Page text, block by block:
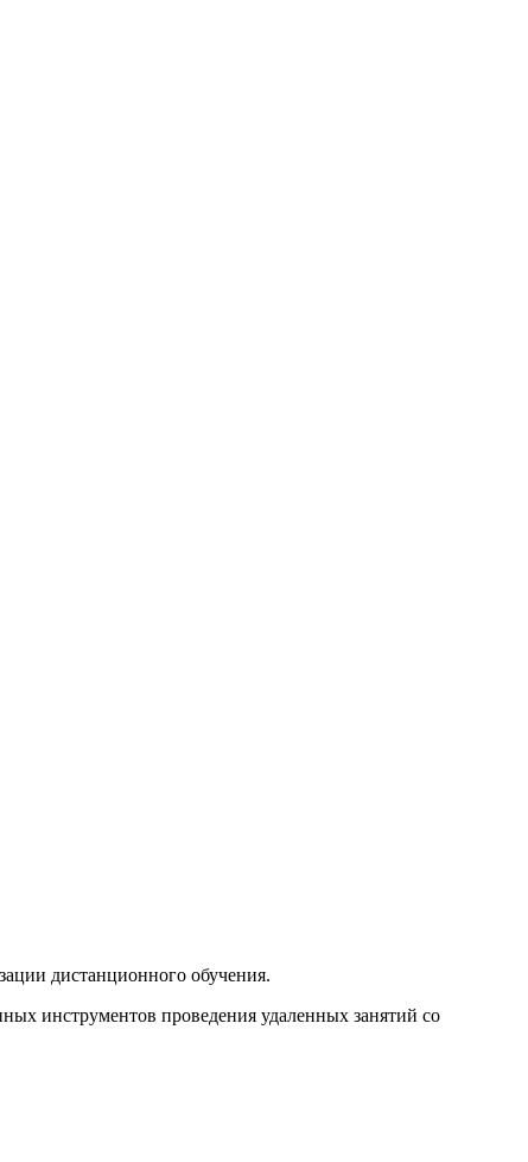
дистанционного обучения.
инструментов проведения удаленных занятий со